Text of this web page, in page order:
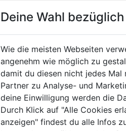
Metallbohrer
RED HEX Titan
x 118 mm
0.0 (0)
0.0
von
5
Sternen.
10,99€
Deine Wahl
Wie die meisten Webseiten
angenehm wie möglich zu
damit du diesen nicht jedes Mal
Partner zu Analyse- und
deine Einwilligung werden die
Durch Klick auf "Alle Cookies
anzeigen" findest du alle Infos